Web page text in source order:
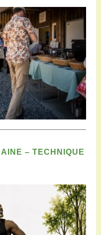
– TECHNIQUE